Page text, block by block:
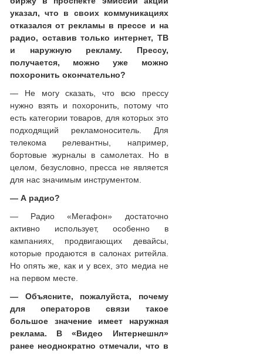
указал, что в своих коммуникациях
отказался от рекламы в прессе и на
радио, оставив только интернет, ТВ
и наружную рекламу. Прессу,
получается, можно уже можно
похоронить окончательно?
— Не могу сказать, что всю прессу
нужно взять и похоронить, потому что
есть категории товаров, для которых это
подходящий рекламоноситель. Для
телекома релевантны, например,
бортовые журналы в самолетах. Но в
целом, безусловно, пресса не является
для нас значимым инструментом.
— А радио?
— Радио «Мегафон» достаточно
активно использует, особенно в
кампаниях, продвигающих девайсы,
которые продаются в салонах ритейла.
Но опять же, как и у всех, это медиа не
на первом месте.
— Объясните, пожалуйста, почему
для операторов связи такое
большое значение имеет наружная
реклама. В «Видео Интернешнл»
ранее неоднократно отмечали, что в